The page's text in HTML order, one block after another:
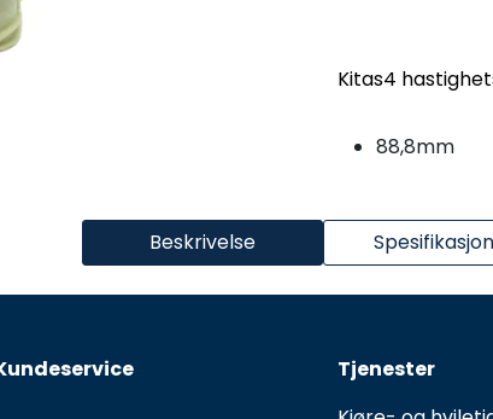
Kitas4
Beskrivelse
88,8mm
Tjenester